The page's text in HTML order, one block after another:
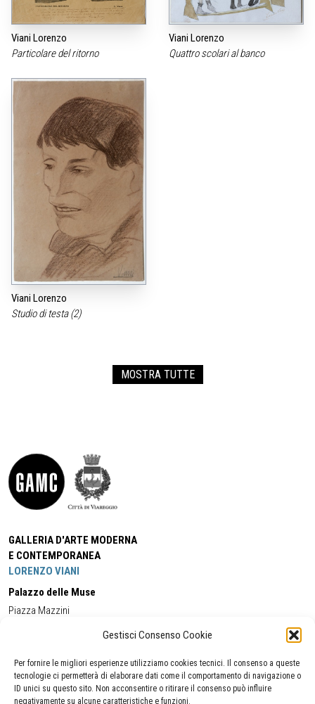
Gestisci Consenso Cookie
Per fornire le migliori esperienze utilizziamo cookies tecnici. Il consenso a queste
tecnologie ci permetterà di elaborare dati come il comportamento di navigazione o
ID unici su questo sito. Non acconsentire o ritirare il consenso può influire
negativamente su alcune caratteristiche e funzioni.
Viani Lorenzo
Particolare del ritorno
Viani Lorenzo
Quattro scolari al banco
Viani Lorenzo
Studio di testa (2)
MOSTRA TUTTE
GALLERIA D'ARTE MODERNA
E CONTEMPORANEA
LORENZO VIANI
Palazzo delle Muse
Piazza Mazzini
Cell:+39 338 5714978 (orario apertura Galleria)
Tel:
+39 0584 944580
(orario 09.00/13.00)
Email:gamc@comune.viareggio.lu.it